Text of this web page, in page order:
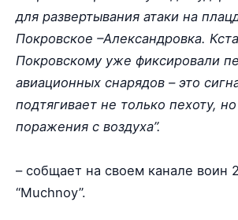
для развертывания атаки на
Покровское –Александровка.
Покровскому уже фиксировали
авиационных снарядов – это
подтягивает не только пехоту,
поражения с воздуха”.
– собщает на своем канале воин
“Muchnoy”.